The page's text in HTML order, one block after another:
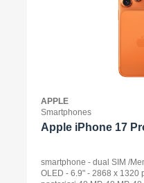
APPLE
Smartphones
Apple iPhone 17
smartphone - dual SIM /
OLED - 6.9" - 2868 x 1320